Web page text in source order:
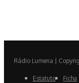
Rádio Lumena |
Estatuto
Ficha